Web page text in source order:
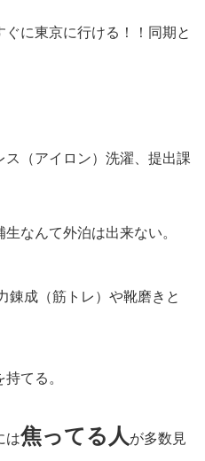
に東京に行ける！！同期と
（アイロン）洗濯、提出課
なんて外泊は出来ない。
錬成（筋トレ）や靴磨きと
てる。
は焦ってる人 が多数見